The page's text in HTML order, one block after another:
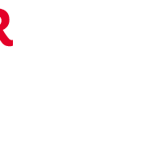
OFERTE DE NERATAT